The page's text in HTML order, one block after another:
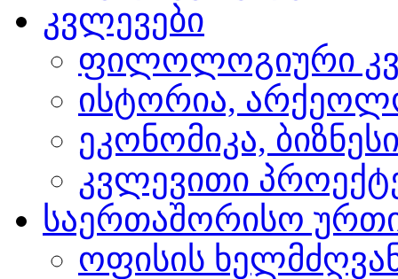
კვლევები
ფილოლოგიური
ისტორია,
ეკონომიკა,
კვლევითი
საერთაშორისო
ოფისის